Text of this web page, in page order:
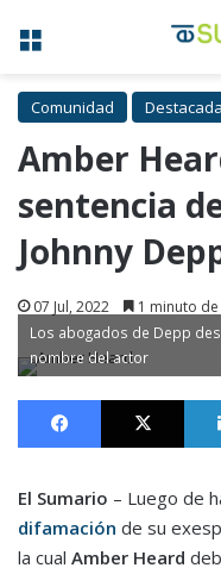
Menú
Comunidad
Amber
sentencia
Johnny
07 Jul, 2022 1 minuto
Los abogados de Depp
nombre del actor
Facebook X
El Sumario – Luego de
difamación de su
la cual Amber Heard